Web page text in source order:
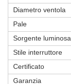
Diametro ventola
Pale
Sorgente luminosa
Stile interruttore
Certificato
Garanzia